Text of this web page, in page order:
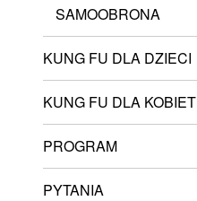
SAMOOBRONA
KUNG FU DLA DZIECI
KUNG FU DLA KOBIET
PROGRAM
PYTANIA